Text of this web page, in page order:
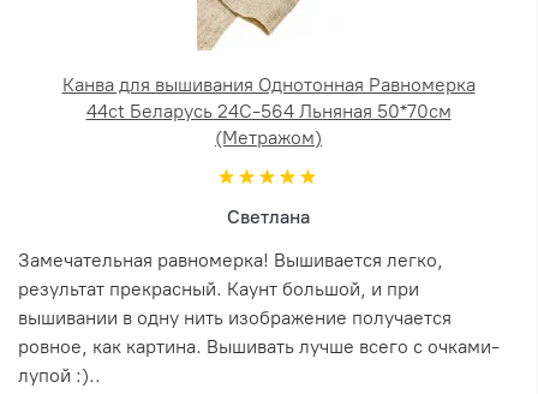
Канва для вышивания Однотонная Равномерка
44ct Беларусь 24С-564 Льняная 50*70см
(Метражом)
Светлана
Замечательная равномерка! Вышивается легко,
результат прекрасный. Каунт большой, и при
вышивании в одну нить изображение получается
ровное, как картина. Вышивать лучше всего с очками-
лупой :)..